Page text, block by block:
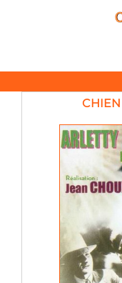
CHIEN